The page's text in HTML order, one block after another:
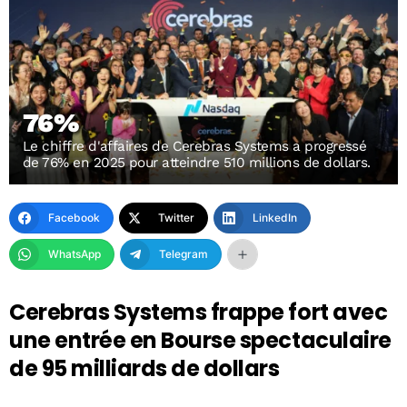
76%
Le chiffre d'affaires de Cerebras Systems a progressé
de 76% en 2025 pour atteindre 510 millions de dollars.
Facebook Twitter LinkedIn
WhatsApp Telegram
Cerebras Systems frappe fort avec
une entrée en Bourse spectaculaire
de 95 milliards de dollars